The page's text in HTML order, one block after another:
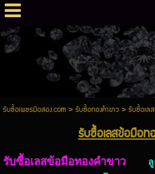
รับซื้อเพชรมือสอง.com> รับซื้อทองคำขาว> รับซื้อเล
รับซื้อเลสข้อมือท
รับซื้อเลสข้อมือทองคำขาว